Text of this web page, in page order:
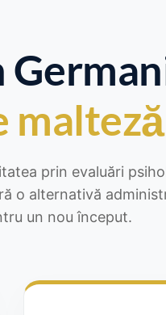
malteză
prin evaluări
o alternativă
un nou început.